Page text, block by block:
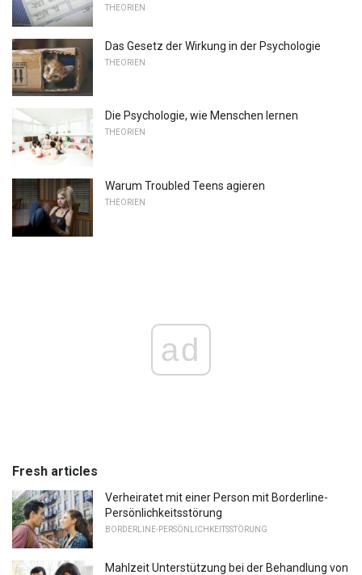
THEORIEN
Das Gesetz der Wirkung in der Psychologie
THEORIEN
Die Psychologie, wie Menschen lernen
THEORIEN
Warum Troubled Teens agieren
THEORIEN
ad
Fresh articles
Verheiratet mit einer Person mit Borderline-
Persönlichkeitsstörung
BORDERLINE-PERSÖNLICHKEITSSTÖRUNG
Mahlzeit Unterstützung bei der Behandlung von